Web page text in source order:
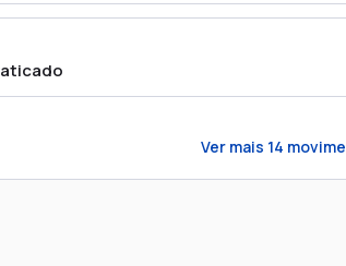
Ver mais 14